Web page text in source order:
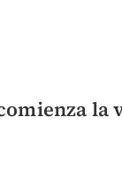
la